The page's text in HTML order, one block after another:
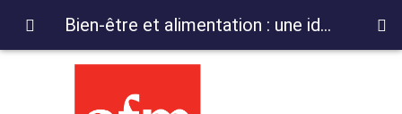
Bien-être et alimentation : une identification des axes de communication à destination des enfants consommateurs